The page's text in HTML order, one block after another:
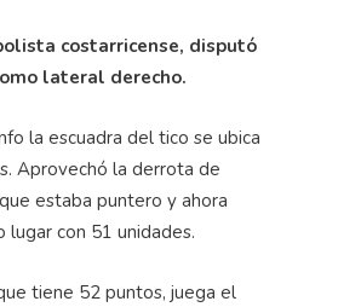
costarricense, disputó
lateral derecho.
la escuadra del tico se ubica
Aprovechó la derrota de
estaba puntero y ahora
con 51 unidades.
tiene 52 puntos, juega el